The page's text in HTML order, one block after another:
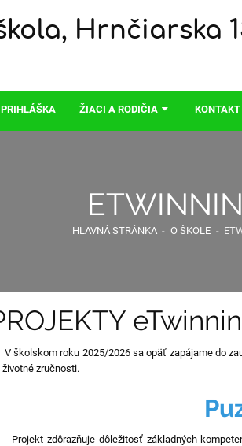
Hrnčiarska
ŽIACI A RODIČIA KONTAKT
HLAVNÁ STRÁNKA - O ŠKOLE -
školskom roku 2025/2026 sa opäť zapájame do
životné zručnosti.
zdôrazňuje dôležitosť základných